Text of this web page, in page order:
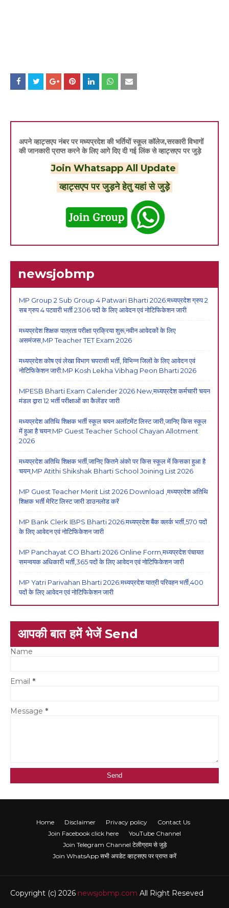
अपने व्हाट्सएप नंबर पर मध्यप्रदेश की भर्तियों स्कूल कॉलेज,सरकारी विभागों
की जानकारी प्राप्त करने के लिए आगे दिए दी गई लिंक से व्हाट्सएप पर जुड़े
Join Whatsapp All Update
व्हाट्सएप पर जुड़ने हेतु यहां से जुड़े
newsjobmp
MP Group 2 Sub Group 4 Patwari Bharti 2026:मध्यप्रदेश ग्रुप 2
सब ग्रुप 4 पटवारी भर्ती 2306 पदों के लिए आवेदन एवं नोटिफिकेशन जारी
मध्यप्रदेश शिक्षक पात्रता परीक्षा प्रक्रिया शुरू,नवीन आवेदकों के लिए
असमंजस,MP Teacher TET Exam 2026
मध्यप्रदेश कोष एवं लेखा विभाग चपरासी भर्ती, विभिन्न जिलों के लिए आवेदन एवं
नोटिफिकेशन जारी:MP Kosh Lekha Vibhag Peon Bharti 2026
MPESB Bharti Exam Calender 2026 New,मध्यप्रदेश कर्मचारी चयन
मंडल द्वारा 12 भर्ती परीक्षाओं का कैलेंडर जारी
मध्यप्रदेश अतिथि शिक्षक भर्ती स्कूल चयन अलॉटमेंट लिस्ट जारी,जानिए किस स्कूल
में हुआ है चयन:MP Guest Teacher School Chayan Allotment
2026
मध्यप्रदेश अतिथि शिक्षक भर्ती,जानिए कितने अंको पर किस स्कूल में किसका हुआ है
चयन,MP Atithi Shikshak Bharti School Joining List 2026
MP Guest Teacher Merit List 2026 Download ,मध्यप्रदेश अतिथि
शिक्षक भर्ती मेरिट लिस्ट जारी डाउनलोड करें
MP Bank Clerk IBPS Bharti 2026:मध्यप्रदेश बैंक क्लर्क भर्ती,570 पदों
के लिए आवेदन एवं नोटिफिकेशन जारी
MP Panchayat CO Bharti 2026 Online Form,मध्यप्रदेश पंचायत
समन्वयक अधिकारी भर्ती,365 पदों के लिए आवेदन एवं नोटिफिकेशन जारी
MP Yatri Parivahan Bharti 2026:मध्यप्रदेश यात्री परिवहन भर्ती,400
पदों के लिए आवेदन एवं नोटिफिकेशन जारी
आपकी बात हमें भेजें Send
Name
Email *
Message *
Home Disclaimer Privacy policy
Contact Us
Join Facebook click here
YouTube Channel
Join Telegram Channel टेलीग्राम से जुड़े
Join WhatsApp सभी अपडेट व्हाट्सएप पर प्राप्त करें
Copyright (c) 2026 newsjobmp.com All Right Reseved